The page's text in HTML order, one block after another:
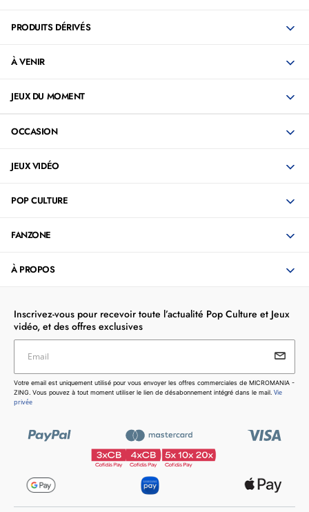
PRODUITS DÉRIVÉS
À VENIR
JEUX DU MOMENT
OCCASION
JEUX VIDÉO
POP CULTURE
FANZONE
À PROPOS
Inscrivez-vous pour recevoir toute l’actualité Pop Culture et Jeux
vidéo, et des offres exclusives
Votre email est uniquement utilisé pour vous envoyer les
offres commerciales de MICROMANIA - ZING. Vous pouvez
à tout moment utiliser le lien de désabonnement intégré dans
Email
Votre email est uniquement utilisé pour vous envoyer les offres commerciales de MICROMANIA -
ZING. Vous pouvez à tout moment utiliser le lien de désabonnement intégré dans le mail. Vie
privée